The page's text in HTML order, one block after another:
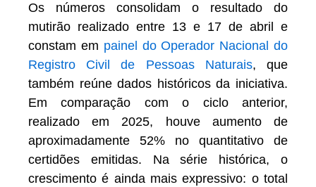
Os números consolidam o resultado do
mutirão realizado entre 13 e 17 de abril e
constam em painel do Operador Nacional do
Registro Civil de Pessoas Naturais, que
também reúne dados históricos da iniciativa.
Em comparação com o ciclo anterior,
realizado em 2025, houve aumento de
aproximadamente 52% no quantitativo de
certidões emitidas. Na série histórica, o
crescimento é ainda mais expressivo: o total